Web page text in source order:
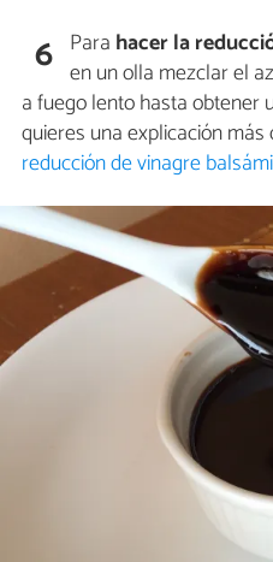
6 Para hacer la
en un olla mezclar el
a fuego lento hasta obtener
quieres una explicación
reducción de vinagre